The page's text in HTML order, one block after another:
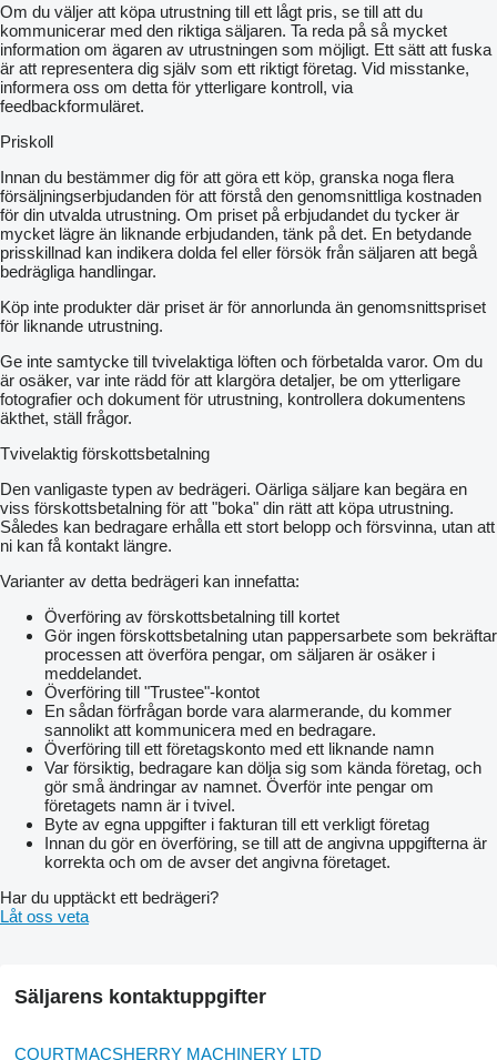
Om du väljer att köpa utrustning till ett lågt pris, se till att du
kommunicerar med den riktiga säljaren. Ta reda på så mycket
information om ägaren av utrustningen som möjligt. Ett sätt att fuska
är att representera dig själv som ett riktigt företag. Vid misstanke,
informera oss om detta för ytterligare kontroll, via
feedbackformuläret.
Priskoll
Innan du bestämmer dig för att göra ett köp, granska noga flera
försäljningserbjudanden för att förstå den genomsnittliga kostnaden
för din utvalda utrustning. Om priset på erbjudandet du tycker är
mycket lägre än liknande erbjudanden, tänk på det. En betydande
prisskillnad kan indikera dolda fel eller försök från säljaren att begå
bedrägliga handlingar.
Köp inte produkter där priset är för annorlunda än genomsnittspriset
för liknande utrustning.
Ge inte samtycke till tvivelaktiga löften och förbetalda varor. Om du
är osäker, var inte rädd för att klargöra detaljer, be om ytterligare
fotografier och dokument för utrustning, kontrollera dokumentens
äkthet, ställ frågor.
Tvivelaktig förskottsbetalning
Den vanligaste typen av bedrägeri. Oärliga säljare kan begära en
viss förskottsbetalning för att "boka" din rätt att köpa utrustning.
Således kan bedragare erhålla ett stort belopp och försvinna, utan att
ni kan få kontakt längre.
Varianter av detta bedrägeri kan innefatta:
Överföring av förskottsbetalning till kortet
Gör ingen förskottsbetalning utan pappersarbete som bekräftar
processen att överföra pengar, om säljaren är osäker i
meddelandet.
Överföring till "Trustee"-kontot
En sådan förfrågan borde vara alarmerande, du kommer
sannolikt att kommunicera med en bedragare.
Överföring till ett företagskonto med ett liknande namn
Var försiktig, bedragare kan dölja sig som kända företag, och
gör små ändringar av namnet. Överför inte pengar om
företagets namn är i tvivel.
Byte av egna uppgifter i fakturan till ett verkligt företag
Innan du gör en överföring, se till att de angivna uppgifterna är
korrekta och om de avser det angivna företaget.
Har du upptäckt ett bedrägeri?
Låt oss veta
Säljarens kontaktuppgifter
COURTMACSHERRY MACHINERY LTD